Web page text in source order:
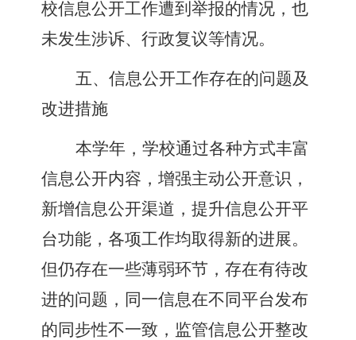
校信息公开工作遭到举报的情况，也
未发生涉诉、行政复议等情况。
五、信息公开工作存在的问题及
改进措施
本学年，学校通过各种方式丰富
信息公开内容，增强主动公开意识，
新增信息公开渠道，提升信息公开平
台功能，各项工作均取得新的进展。
但仍存在一些薄弱环节，存在有待改
进的问题，同一信息在不同平台发布
的同步性不一致，监管信息公开整改